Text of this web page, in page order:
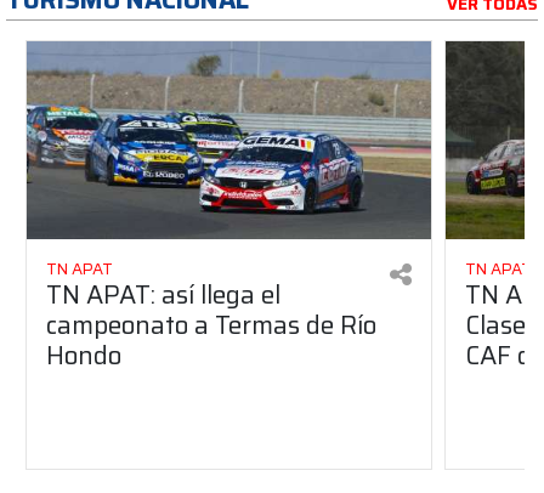
TN APAT
TN APAT: así llega el
campeonato a Termas de Río
Hondo
TN APAT
TN
Clase
CAF